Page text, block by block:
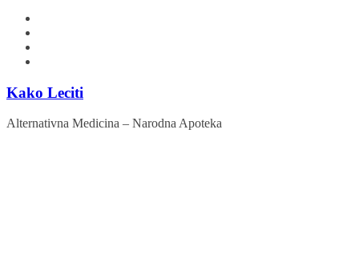
Kako Leciti
Alternativna Medicina – Narodna Apoteka